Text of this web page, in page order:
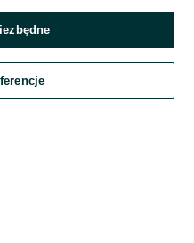
się
z dostawców wskazanych powyżej,
w jego aktualnym brzmieniu.